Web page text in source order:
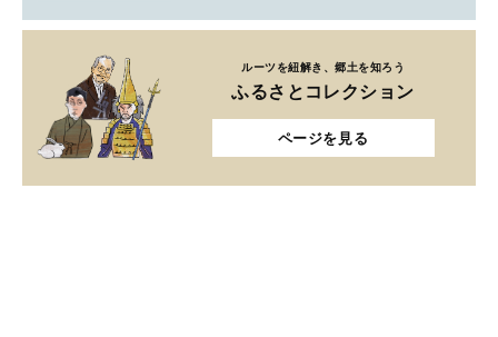
ルーツを紐解き、郷土を知ろう
ふるさとコレクション
ページを見る